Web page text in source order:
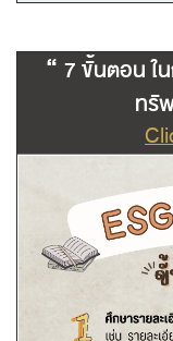
“ 7 ขั้นตอน ใ
ทรั